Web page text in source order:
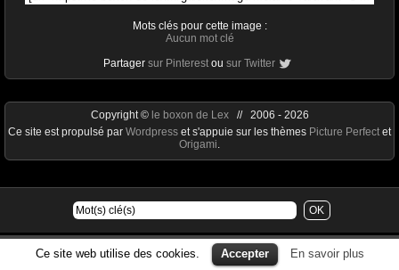
Mots clés pour cette image :
Aucun mot clé
Partager sur Pinterest ou sur Twitter
Ce site web utilise des cookies. Accepter En savoir plus
Copyright © le boxon de Lex// 2006 - 2026
Ce site est propulsé par Wordpress et s'appuie sur les thèmes Picture Perfect et
Origami.